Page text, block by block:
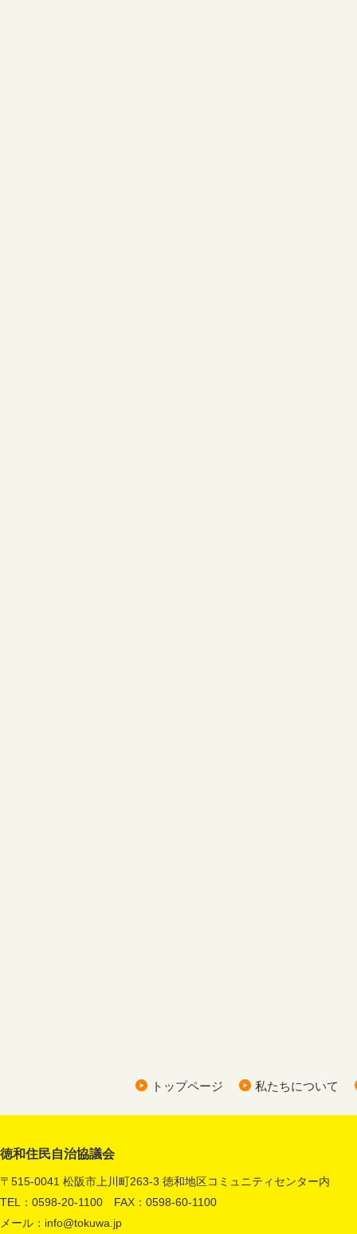
トップページ 私たちについて
徳和住民自治協議会
〒515-0041 松阪市上川町263-3 徳和地区コミュニティセンター内
TEL：0598-20-1100 FAX：0598-60-1100
メール： info@tokuwa.jp